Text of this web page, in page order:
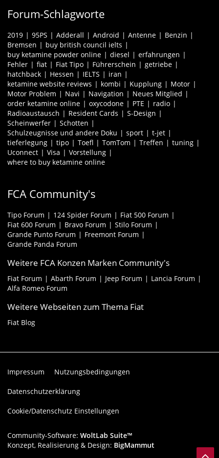
Forum-Schlagworte
2019 95PS Adderall Android Antenne
Benzin
Bremsen
buy british council ielts
buy ketamine powder online
diesel
erfahrungen
Fehler
fiat Fiat Tipo Führerschein
getriebe
hatchback
Hessen IELTS
iran
ketamine website reviews
kombi Kupplung
Motor
Motor Problem
Navi Navigation
Neues Mitglied
order ketamine online
oxycodone PTE
radio
Radioaustausch
Resident Cards
S-Design
Scheinwerfer
Schotten
Schulzeugnisse und andere Doku
sport
t-jet
tieferlegung
tipo Toefl TomTom Treffen
tuning
Uconnect
Visa
Vorstellung
where to buy ketamine online
FCA Community's
Tipo Forum 124 Spider Forum
Fiat 500 Forum
Fiat 600 Forum
Bravo Forum
Stilo Forum
Grande Punto Forum
Freemont Forum
Grande Panda Forum
Weitere FCA Konzen Marken Community's
Fiat Forum Abarth Forum Jeep Forum
Lancia Forum
Alfa Romeo Forum
Weitere Webseiten zum Thema Fiat
Fiat Blog
Impressum Nutzungsbedingungen
Datenschutzerklärung
Cookie/Datenschutz Einstellungen
Community-Software: WoltLab Suite™
Konzept, Realisierung & Design: BigMammut